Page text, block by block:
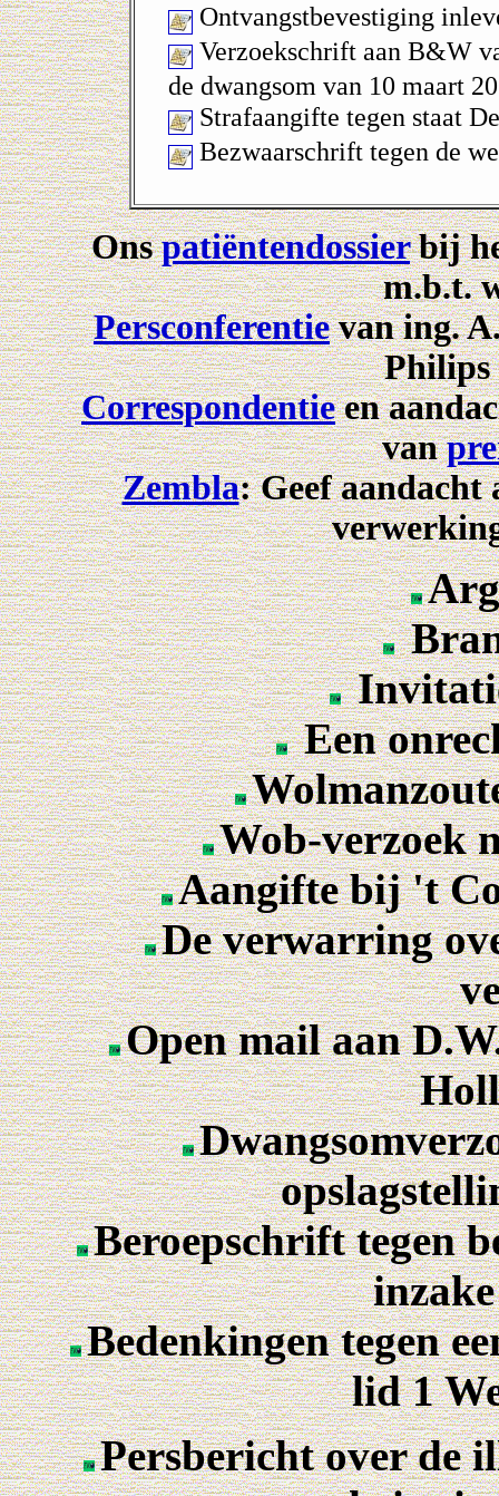
Ontvangstbevestiging
Verzoekschrift aan B&W
de dwangsom van 10 maart
Strafaangifte tegen staat
Bezwaarschrift tegen de
Onspatiëntendossierbij
m.b.t.
Persconferentievan ing.
Philips
Correspondentieen
van
Zembla: Geef aandacht
Een
Wob-verzoek
Aangifte bij 't
De verwarring
Open mail aan
Beroepschrift tegen
Bedenkingen tegen
lid 1
Persbericht over de